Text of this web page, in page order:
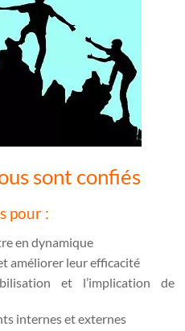
sont confiés
pour :
en dynamique
améliorer leur efficacité
et l’implication de
internes et externes